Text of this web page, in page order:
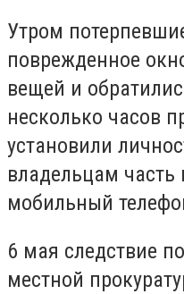
Утром
поврежденное
вещей и
несколько часов
установили
владельцам
мобильный
6 мая следствие
местной